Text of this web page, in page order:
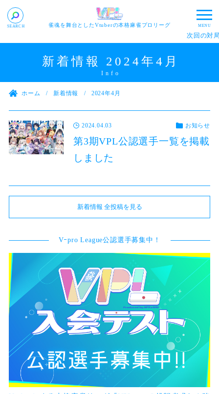
雀魂を舞台としたVtuberの本格麻雀プロリーグ
次回の対局
新着情報 2024年4月
ホーム 新着情報 2024年4月
2024.04.03 お知らせ
第3期VPL公認選手一覧を掲載
しました
新着情報 全投稿を見る
Vｰpro League公認選手募集中！